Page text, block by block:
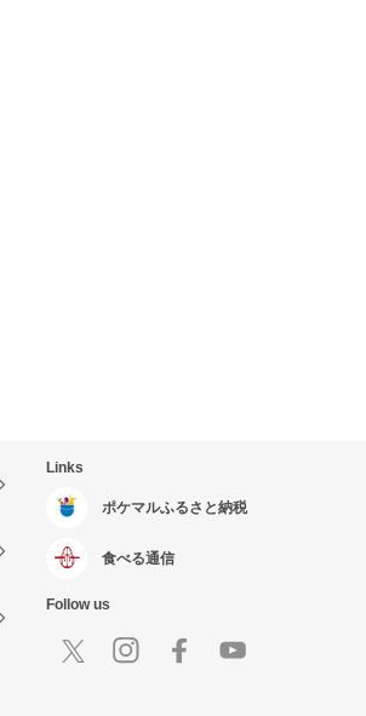
Links
ポケマルふるさと納税
食べる通信
Follow us